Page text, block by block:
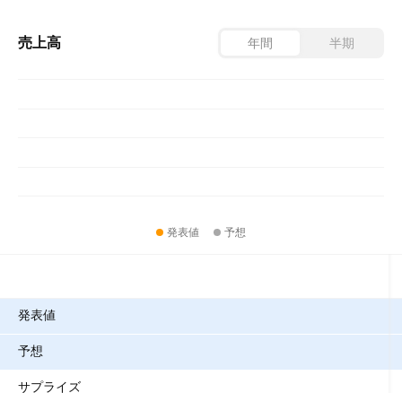
売上高 年間 半期
発表値 予想
発表値
予想
サプライズ